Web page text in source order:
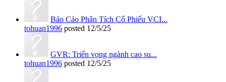
Báo Cáo Phân Tích Cổ Phiếu VCI...
tohuan1996 posted 12/5/25
GVR: Triển vọng ngành cao su...
tohuan1996 posted 12/5/25